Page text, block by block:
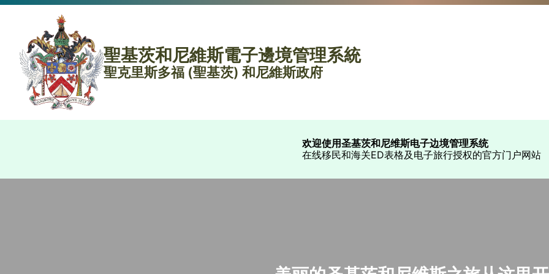
聖基茨和尼維斯電子邊境管理系統
聖克里斯多福 (聖基茨) 和尼維斯政府
欢迎使用圣基茨和尼维斯电子边境管理系统
在线移民和海关ED表格及电子旅行授权的官方门户网站